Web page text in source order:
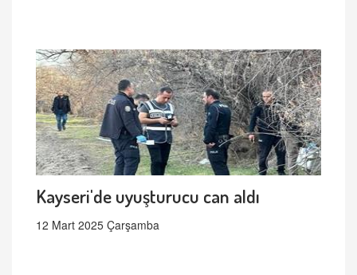
Kayseri'de uyuşturucu can aldı
12 Mart 2025 Çarşamba